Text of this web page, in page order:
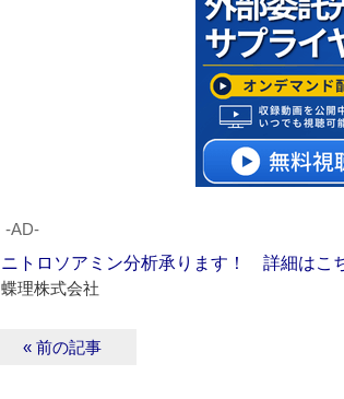
‐AD‐
ニトロソアミン分析承ります！ 詳細はこ
蝶理株式会社
« 前の記事